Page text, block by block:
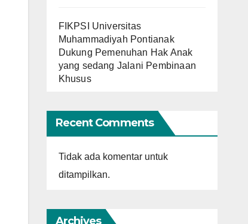
FIKPSI Universitas
Muhammadiyah Pontianak
Dukung Pemenuhan Hak Anak
yang sedang Jalani Pembinaan
Khusus
Recent Comments
Tidak ada komentar untuk
ditampilkan.
Archives